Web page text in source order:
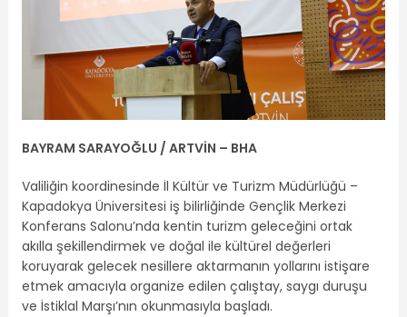
BAYRAM SARAYOĞLU / ARTVİN – BHA
Valiliğin koordinesinde İl Kültür ve Turizm Müdürlüğü –
Kapadokya Üniversitesi iş bilirliğinde Gençlik Merkezi
Konferans Salonu’nda kentin turizm geleceğini ortak
akılla şekillendirmek ve doğal ile kültürel değerleri
koruyarak gelecek nesillere aktarmanın yollarını istişare
etmek amacıyla organize edilen çalıştay, saygı duruşu
ve İstiklal Marşı’nın okunmasıyla başladı.